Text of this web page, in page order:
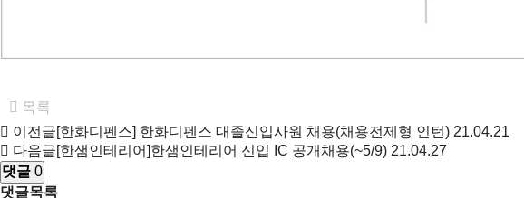
목록
이전글[한화디펜스] 한화디펜스 대졸신입사원 채용(채용전제형 인턴) 21.04.21
다음글[한샘인테리어]한샘인테리어 신입 IC 공개채용(~5/9) 21.04.27
댓글 0
댓글목록